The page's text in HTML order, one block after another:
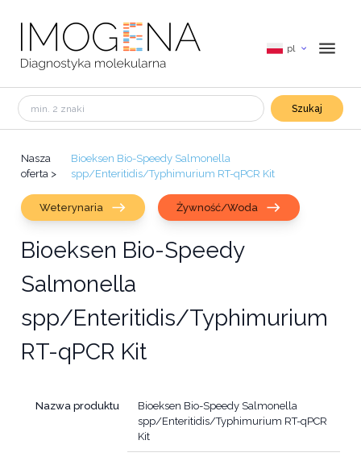
pl
Szukaj
Nasza
oferta >
Bioeksen Bio-Speedy Salmonella
spp/Enteritidis/Typhimurium RT-qPCR Kit
Weterynaria Żywność/Woda
Bioeksen Bio-Speedy
Salmonella
spp/Enteritidis/Typhimurium
RT-qPCR Kit
Nazwa produktu
Bioeksen Bio-Speedy Salmonella
spp/Enteritidis/Typhimurium RT-qPCR
Kit